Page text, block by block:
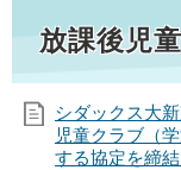
放課後児
シダックス大
児童クラブ（
する協定を締